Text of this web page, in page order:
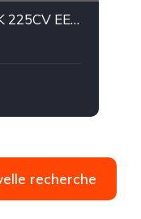
PEUGEOT 3008 1.6 ALLURE PACK 225CV EEAT8
recherche